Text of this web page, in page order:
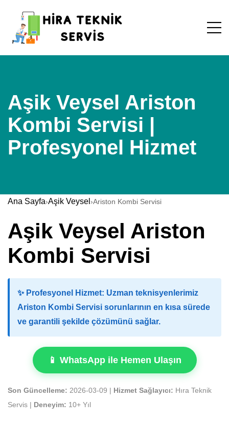
Aşik Veysel Ariston
Kombi Servisi |
Profesyonel Hizmet
Ana Sayfa›Aşik Veysel ›Ariston Kombi Servisi
Aşik Veysel Ariston
Kombi Servisi
✨ Profesyonel Hizmet: Uzman teknisyenlerimiz
Ariston Kombi Servisi sorunlarının en kısa sürede
ve garantili şekilde çözümünü sağlar.
📱 WhatsApp ile Hemen Ulaşın
Son Güncelleme: 2026-03-09 | Hizmet Sağlayıcı: Hıra Teknik
Servis |
Deneyim: 10+ Yıl